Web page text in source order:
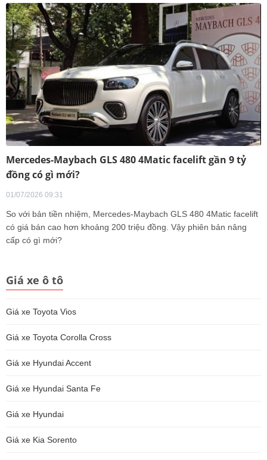
Mercedes-Maybach GLS 480 4Matic facelift gần 9 tỷ
đồng có gì mới?
01/07/2026 09:31
So với bản tiền nhiệm, Mercedes-Maybach GLS 480 4Matic facelift
có giá bán cao hơn khoảng 200 triệu đồng. Vậy phiên bản nâng
cấp có gì mới?
Giá xe ô tô
Giá xe Toyota Vios
Giá xe Toyota Corolla Cross
Giá xe Hyundai Accent
Giá xe Hyundai Santa Fe
Giá xe Hyundai
Giá xe Kia Sorento